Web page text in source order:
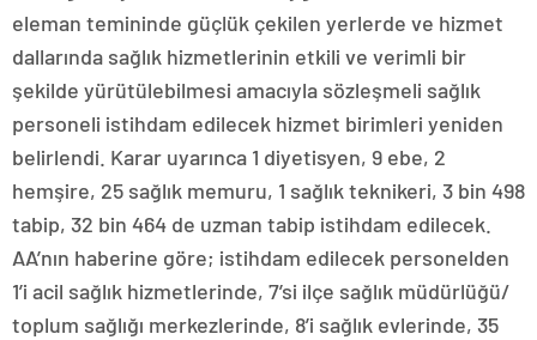
eleman temininde güçlük çekilen yerlerde ve hizmet
dallarında sağlık hizmetlerinin etkili ve verimli bir
şekilde yürütülebilmesi amacıyla sözleşmeli sağlık
personeli istihdam edilecek hizmet birimleri yeniden
belirlendi. Karar uyarınca 1 diyetisyen, 9 ebe, 2
hemşire, 25 sağlık memuru, 1 sağlık teknikeri, 3 bin 498
tabip, 32 bin 464 de uzman tabip istihdam edilecek.
AA’nın haberine göre; istihdam edilecek personelden
1’i acil sağlık hizmetlerinde, 7’si ilçe sağlık müdürlüğü/
toplum sağlığı merkezlerinde, 8’i sağlık evlerinde, 35